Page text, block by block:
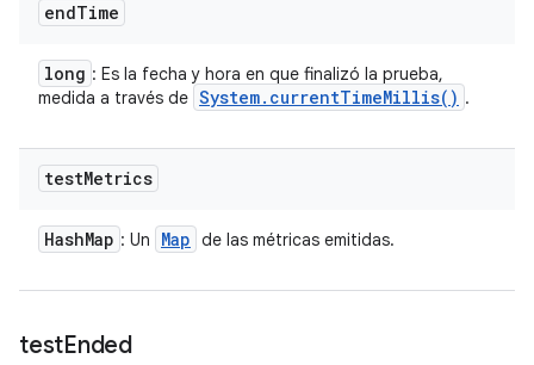
endTime
long : Es la fecha y hora en que finalizó la prueba,
medida a través de System. currentTimeMillis( ) .
testMetrics
HashMap : Un Map de las métricas emitidas.
testEnded